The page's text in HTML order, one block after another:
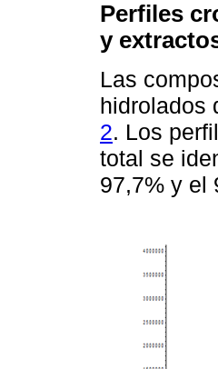
Perfiles
y
Las
hidrolados
2. Los
total se
97,7% y el